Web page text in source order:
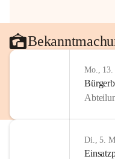
Mo., 13.
Di., 5.